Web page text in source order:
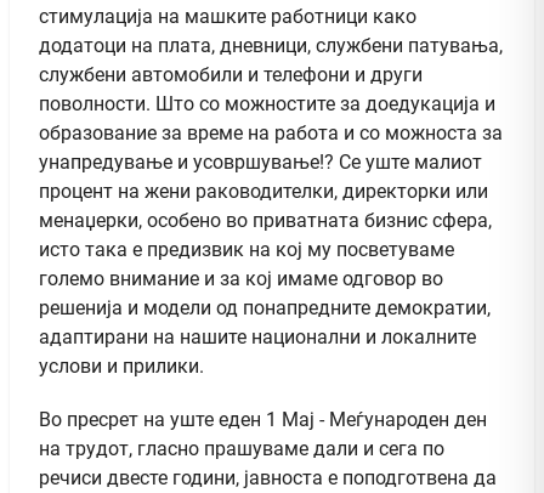
стимулација на машките работници како
додатоци на плата, дневници, службени патувања,
службени автомобили и телефони и други
поволности. Што со можностите за доедукација и
образование за време на работа и со можноста за
унапредување и усовршување!? Се уште малиот
процент на жени раководителки, директорки или
менаџерки, особено во приватната бизнис сфера,
исто така е предизвик на кој му посветуваме
големо внимание и за кој имаме одговор во
решенија и модели од понапредните демократии,
адаптирани на нашите национални и локалните
услови и прилики.
Во пресрет на уште еден 1 Мај - Меѓународен ден
на трудот, гласно прашуваме дали и сега по
речиси двесте години, јавноста е поподготвена да